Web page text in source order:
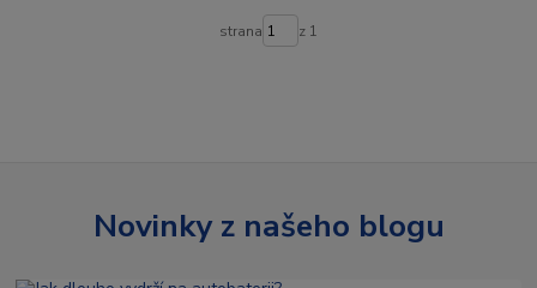
strana z 1
Novinky z našeho blogu